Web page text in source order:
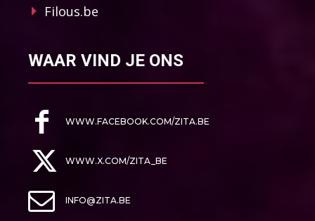
Filous.be
WAAR VIND JE ONS
WWW.FACEBOOK.COM/ZITA.BE
WWW.X.COM/ZITA_BE
INFO@ZITA.BE